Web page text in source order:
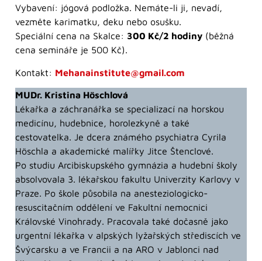
Vybavení: jógová podložka. Nemáte-li ji, nevadí,
vezměte karimatku, deku nebo osušku.
Speciální cena na Skalce: 300 Kč/2 hodiny (běžná
cena semináře je 500 Kč).
Kontakt: Mehanainstitute@gmail.com
MUDr. Kristina Höschlová
Lékařka a záchranářka se specializací na horskou
medicínu, hudebnice, horolezkyně a také
cestovatelka. Je dcera známého psychiatra Cyrila
Höschla a akademické malířky Jitce Štenclové.
Po studiu Arcibiskupského gymnázia a hudební školy
absolvovala 3. lékařskou fakultu Univerzity Karlovy v
Praze. Po škole působila na anesteziologicko-
resuscitačním oddělení ve Fakultní nemocnici
Královské Vinohrady. Pracovala také dočasně jako
urgentní lékařka v alpských lyžařských střediscích ve
Švýcarsku a ve Francii a na ARO v Jablonci nad